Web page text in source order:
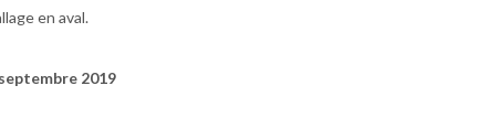
en aval.
2019